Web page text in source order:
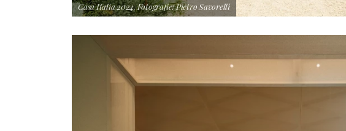
Casa Italia 2024. Fotografie: Pietro Savorelli